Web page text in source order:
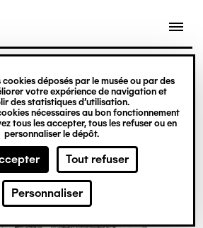
cookies déposés par le musée ou par des
votre expérience de navigation et
des statistiques d’utilisation.
nécessaires au bon fonctionnement
tous les accepter, tous les refuser ou en
personnaliser le dépôt.
Tout refuser
Personnaliser